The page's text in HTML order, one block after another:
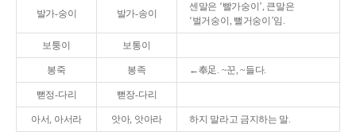
발가-숭이 발가-송이
센말은 ‘빨가숭이’, 큰말은
‘벌거숭이, 뻘거숭이’임.
보퉁이 보통이
봉죽 봉족 ←奉足. ~꾼, ~들다.
뻗정-다리 뻗장-다리
아서, 아서라 앗아, 앗아라 하지 말라고 금지하는 말.